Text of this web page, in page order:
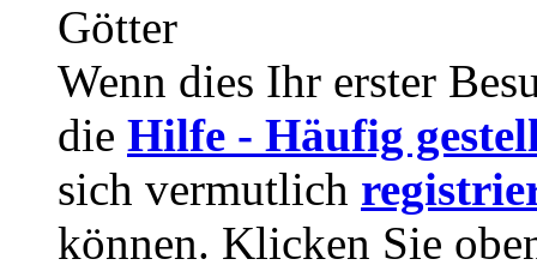
Götter
Wenn dies Ihr erster
die Hilfe - Häufig
sich vermutlich
können. Klicken Sie